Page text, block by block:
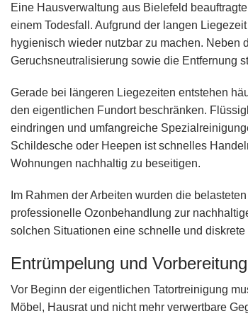
Eine Hausverwaltung aus Bielefeld
einem Todesfall. Aufgrund der langen
hygienisch wieder nutzbar zu machen. Neben
Geruchsneutralisierung sowie die Entfernung
Gerade bei längeren Liegezeiten entstehen
den eigentlichen Fundort beschränken.
eindringen und umfangreiche
Schildesche oder Heepen ist schnelles
Wohnungen nachhaltig zu beseitigen.
Im Rahmen der Arbeiten wurden die
professionelle Ozonbehandlung zur
solchen Situationen eine schnelle und
Entrümpelung und
Vor Beginn der eigentlichen Tatortreinigung
Möbel, Hausrat und nicht mehr verwertbare